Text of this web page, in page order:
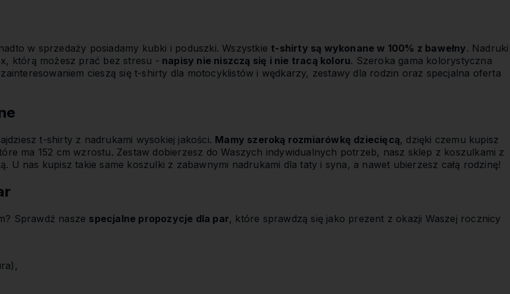
w sprzedaży posiadamy kubki i poduszki. Wszystkie t-shirty są wykonane w 100% z bawełny. Nadruki
którą możesz prać bez stresu - napisy nie niszczą się i nie tracą koloru. Szeroka gama kolorystyczna
cieszą się t-shirty dla motocyklistów i wędkarzy, zestawy dla rodzin oraz specjalna oferta
t-shirty z nadrukami wysokiej jakości. Mamy szeroką rozmiarówkę dziecięcą, dzięki czemu kupisz
ma 152 cm wzrostu. Zestaw dobierzesz do Waszych indywidualnych potrzeb, nasz sklep z koszulkami z
nas kupisz takie same koszulki z zabawnymi nadrukami dla taty i syna, a nawet ubierzesz całą rodzinę!
Sprawdź nasze specjalne propozycje dla par, które sprawdzą się jako prezent z okazji Waszej rocznicy